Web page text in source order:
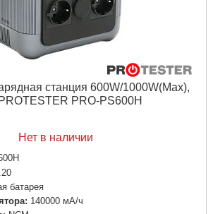
станция 600W/1000W(Max),
PRO-PS600H
Нет в наличии
батарея
140000 мА/ч